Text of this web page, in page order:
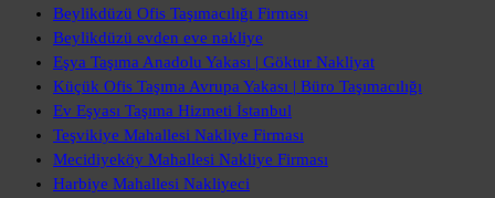
Beylikdüzü Ofis Taşımacılığı Firması
Beylikdüzü evden eve nakliye
Eşya Taşıma Anadolu Yakası | Göktur Nakliyat
Küçük Ofis Taşıma Avrupa Yakası | Büro Taşımacılığı
Ev Eşyası Taşıma Hizmeti İstanbul
Teşvikiye Mahallesi Nakliye Firması
Mecidiyeköy Mahallesi Nakliye Firması
Harbiye Mahallesi Nakliyeci